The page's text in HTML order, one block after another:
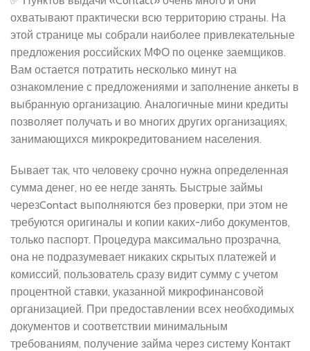
охватывают практически всю территорию страны. На
этой странице мы собрали наиболее привлекательные
предложения российских МФО по оценке заемщиков.
Вам остается потратить несколько минут на
ознакомление с предложениями и заполнение анкеты в
выбранную организацию. Аналогичные мини кредиты
позволяет получать и во многих других организациях,
занимающихся микрокредитованием населения.
Бывает так, что человеку срочно нужна определенная
сумма денег, но ее негде занять. Быстрые займы
черезContact выполняются без проверки, при этом не
требуются оригиналы и копии каких-либо документов,
только паспорт. Процедура максимально прозрачна,
она не подразумевает никаких скрытых платежей и
комиссий, пользователь сразу видит сумму с учетом
процентной ставки, указанной микрофинансовой
организацией. При предоставлении всех необходимых
документов и соответствии минимальным
требованиям, получение займа через систему Контакт